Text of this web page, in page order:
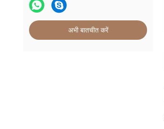
अभी बातचीत करें